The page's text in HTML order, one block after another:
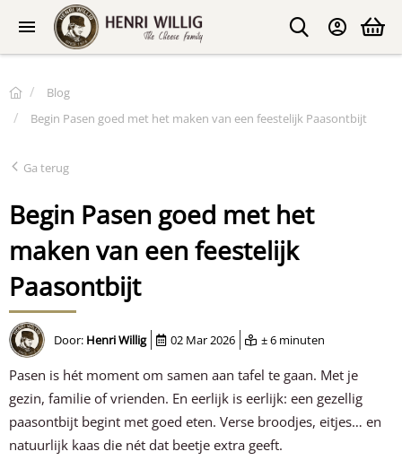
Blog
Begin Pasen goed met het maken van een feestelijk Paasontbijt
Ga terug
Begin Pasen goed met het
maken van een feestelijk
Paasontbijt
Door: Henri Willig 02 Mar 2026 ± 6 minuten
Pasen is hét moment om samen aan tafel te gaan. Met je
gezin, familie of vrienden. En eerlijk is eerlijk: een gezellig
paasontbijt begint met goed eten. Verse broodjes, eitjes… en
natuurlijk kaas die nét dat beetje extra geeft.